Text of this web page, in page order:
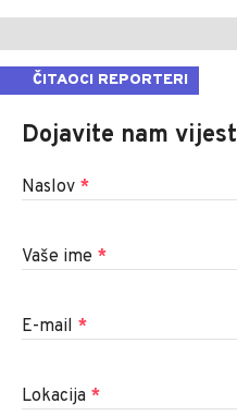
ČITAOCI REPORTERI
Dojavite nam vijest
Naslov *
Vaše ime *
E-mail *
Lokacija *